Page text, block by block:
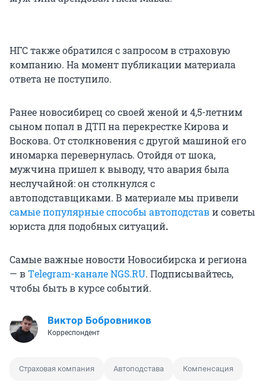
НГС также обратился с запросом в страховую
компанию. На момент публикации материала
ответа не поступило.
Ранее новосибирец со своей женой и 4,5-летним
сыном попал в ДТП на перекрестке Кирова и
Воскова. От столкновения с другой машиной его
иномарка перевернулась. Отойдя от шока,
мужчина пришел к выводу, что авария была
неслучайной: он столкнулся с
автоподставщиками. В материале мы привели
самые популярные способы автоподстави советы
юриста для подобных ситуаций.
Самые важные новости Новосибирска и региона
— вТelegram-канале NGS.RU. Подписывайтесь,
чтобы быть в курсе событий.
Виктор Бобровников
Корреспондент
Страховая компания Автоподстава Компенсация